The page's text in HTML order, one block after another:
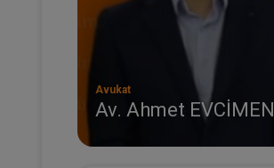
Avukat
Av. Ahmet EVCİMEN